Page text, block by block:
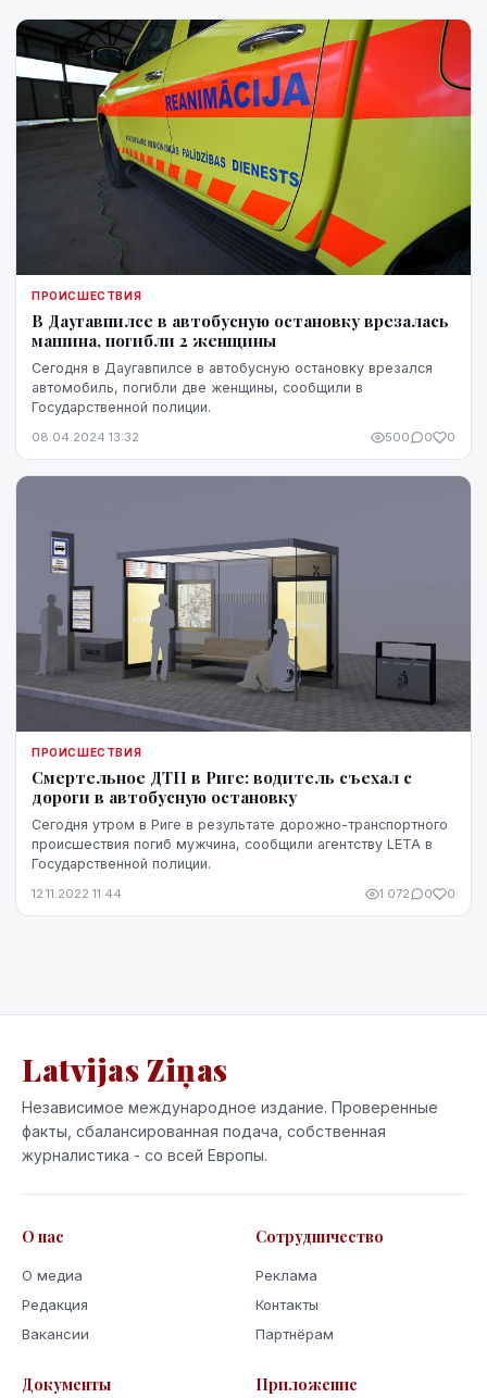
ПРОИСШЕСТВИЯ
В Даугавпилсе в автобусную остановку врезалась
машина, погибли 2 женщины
Сегодня в Даугавпилсе в автобусную остановку врезался
автомобиль, погибли две женщины, сообщили в
Государственной полиции.
08.04.2024 13:32 500 0 0
ПРОИСШЕСТВИЯ
Смертельное ДТП в Риге: водитель съехал с
дороги в автобусную остановку
Сегодня утром в Риге в результате дорожно-транспортного
происшествия погиб мужчина, сообщили агентству LETA в
Государственной полиции.
12.11.2022 11:44 1 072 0 0
Latvijas Ziņas
Независимое международное издание. Проверенные
факты, сбалансированная подача, собственная
журналистика - со всей Европы.
О нас
О медиа
Редакция
Вакансии
Сотрудничество
Реклама
Контакты
Партнёрам
Документы Приложение